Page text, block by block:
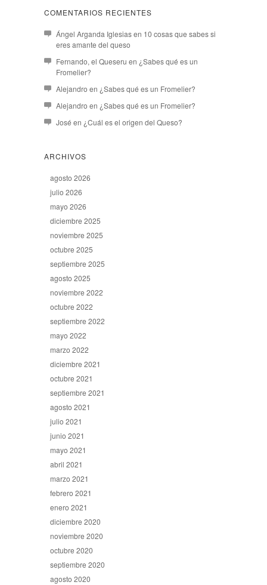
COMENTARIOS RECIENTES
Ángel Arganda Iglesiasen 10 cosas que sabes si
eres amante del queso
Fernando, el Queseru en ¿Sabes qué es un
Fromelier?
Alejandro en ¿Sabes qué es un Fromelier?
Alejandro en ¿Sabes qué es un Fromelier?
José en ¿Cuál es el origen del Queso?
ARCHIVOS
agosto 2026
julio 2026
mayo 2026
diciembre 2025
noviembre 2025
octubre 2025
septiembre 2025
agosto 2025
noviembre 2022
octubre 2022
septiembre 2022
mayo 2022
marzo 2022
diciembre 2021
octubre 2021
septiembre 2021
agosto 2021
julio 2021
junio 2021
mayo 2021
abril 2021
marzo 2021
febrero 2021
enero 2021
diciembre 2020
noviembre 2020
octubre 2020
septiembre 2020
agosto 2020